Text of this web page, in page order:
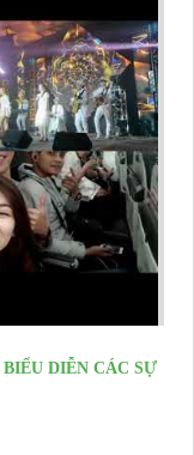
DIỄN CÁC SỰ